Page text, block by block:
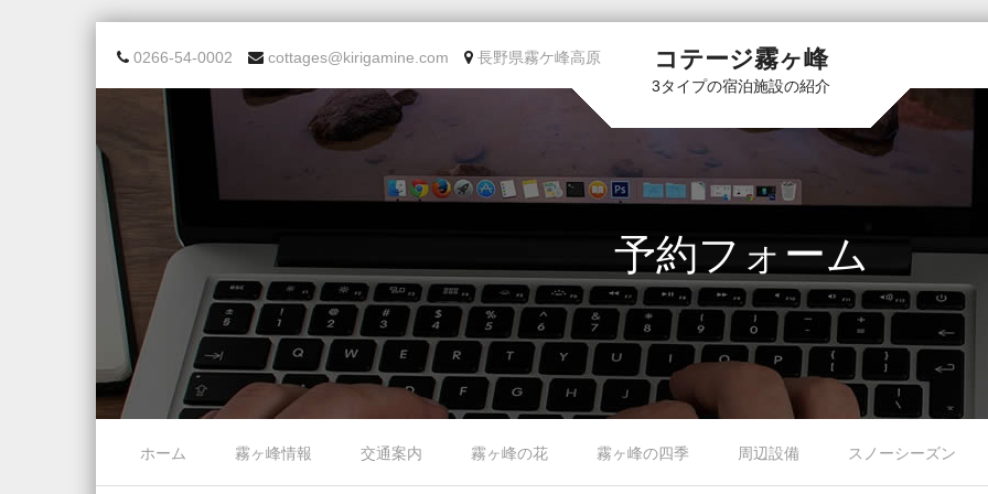
0266-54-0002 cottages@kirigamine.com 長野県霧ケ峰高原 コテージ霧ヶ峰
3タイプの宿泊施設の紹介
予約フォーム
Menu
ホーム
霧ヶ峰情報 交通案内 霧ヶ峰の花 霧ヶ峰の四季 周辺設備 スノーシーズン